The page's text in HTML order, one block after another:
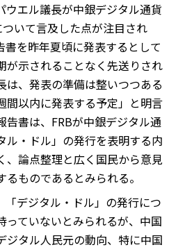
ウエル議長が中銀デジタル通貨
ついて言及した点が注目され
書を昨年夏頃に発表するとして
が示されることなく先送りされ
は、発表の準備は整いつつある
間以内に発表する予定」と明言
告書は、FRBが中銀デジタル通
ル・ドル」の発行を表明する内
、論点整理と広く国民から意見
ものであるとみられる。
「デジタル・ドル」の発行につ
っていないとみられるが、中国
ジタル人民元の動向、特に中国